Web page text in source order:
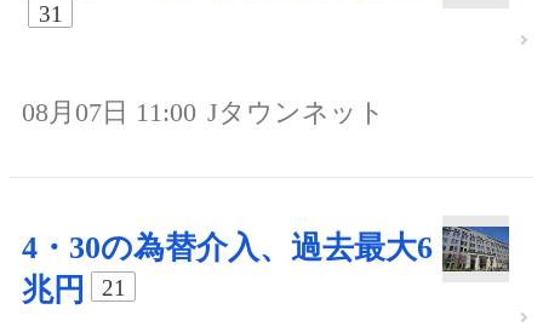
31
08月07日 11:00 Jタウンネット
4・30の為替介入、過去最大6
兆円
21